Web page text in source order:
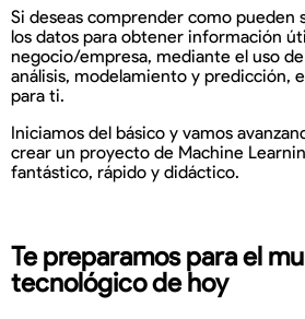
Si deseas comprender como pueden
los datos para obtener información
negocio/empresa, mediante el uso
análisis, modelamiento y predicción,
para ti.
Iniciamos del básico y vamos
crear un proyecto de Machine
fantástico, rápido y didáctico.
Te preparamos para el
tecnológico de hoy​